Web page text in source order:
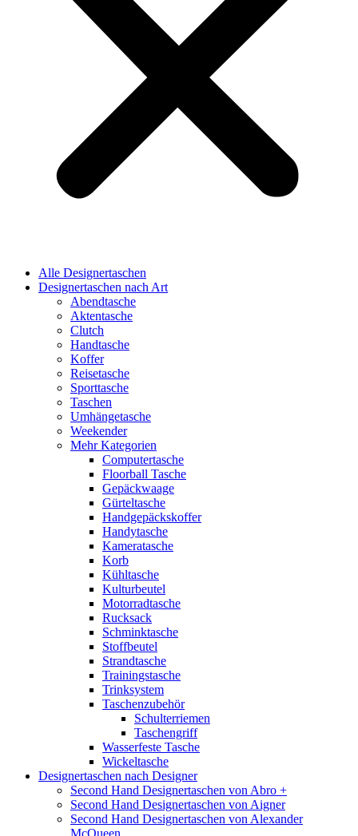
Alle Designertaschen
Designertaschen nach Art
Abendtasche
Aktentasche
Clutch
Handtasche
Koffer
Reisetasche
Sporttasche
Taschen
Umhängetasche
Weekender
Mehr Kategorien
Computertasche
Floorball Tasche
Gepäckwaage
Gürteltasche
Handgepäckskoffer
Handytasche
Kameratasche
Korb
Kühltasche
Kulturbeutel
Motorradtasche
Rucksack
Schminktasche
Stoffbeutel
Strandtasche
Trainingstasche
Trinksystem
Taschenzubehör
Schulterriemen
Taschengriff
Wasserfeste Tasche
Wickeltasche
Designertaschen nach Designer
Second Hand Designertaschen von Abro +
Second Hand Designertaschen von Aigner
Second Hand Designertaschen von Alexander
McQueen